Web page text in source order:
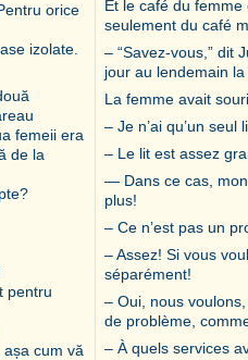
orice
izolate.
femeii era
de la
pentru
cum vă
Et le café du femme
seulement du café
– “Savez-vous,” dit
jour au lendemain
La femme avait souri
– Je n’ai qu’un seul
– Le lit est assez
— Dans ce cas,
plus!
– Ce n’est pas un
– Assez! Si vous
séparément!
– Oui, nous
de problème,
– À quels services